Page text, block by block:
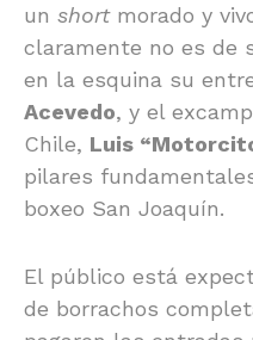
un shortmorado y
claramente no es de
en la esquina su
Acevedo, y el
Chile, Luis
pilares
boxeo San Joaquín.
El público está
de borrachos